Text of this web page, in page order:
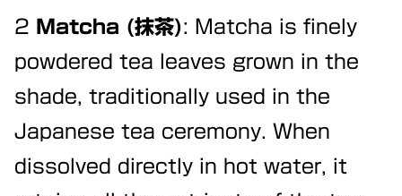
2 Matcha (抹茶): Matcha is finely
powdered tea leaves grown in the
shade, traditionally used in the
Japanese tea ceremony. When
dissolved directly in hot water, it